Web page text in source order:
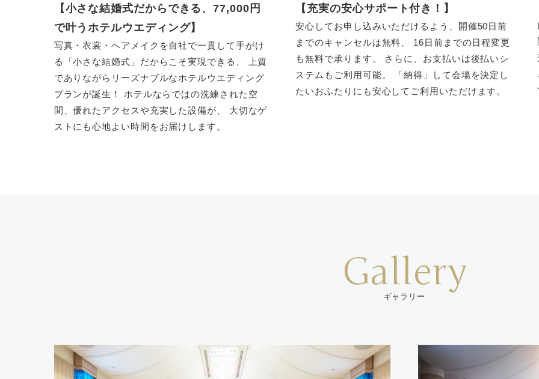
【小さな結婚式だからできる、77,000円
で叶うホテルウエディング】
写真・衣裳・ヘアメイクを自社で一貫して手がけ
る「小さな結婚式」だからこそ実現できる、 上質
でありながらリーズナブルなホテルウエディング
プランが誕生！ ホテルならではの洗練された空
間、優れたアクセスや充実した設備が、 大切なゲ
ストにも心地よい時間をお届けします。
【充実の安心サポート付き！】
安心してお申し込みいただけるよう、開催50日前
までのキャンセルは無料、 16日前までの日程変更
も無料で承ります。 さらに、お支払いは後払いシ
ステムもご利用可能。 「納得」して会場を決定し
たいおふたりにも安心してご利用いただけます。
Gallery
ギャラリー